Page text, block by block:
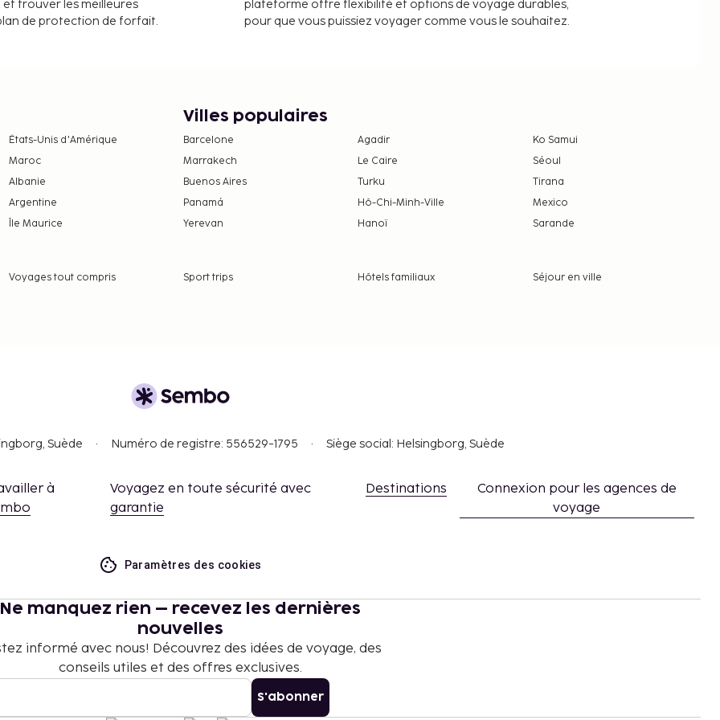
Manuel
l'enceinte de
des moments de pur
nombreuses options
notamment une
offerts par cet hôtel
salle de séjour
Montejo vous invite
supplément.
modification.
trouver les meilleures
de protection de forfait.
plateforme offre flexibilité et options de voyage durables,
pour que vous puissiez voyager comme vous le souhaitez.
États-Unis d'Amérique
Maroc
Albanie
Argentine
Île Maurice
Villes populaires
Barcelone Agadir
Ko Samui
Marrakech
Le Caire
Séoul
Buenos Aires
Turku
Tirana
Panamá
Hô-Chi-Minh-Ville
Mexico
Yerevan
Hanoï Sarande
Voyages tout compris Sport trips Hôtels familiaux
Séjour en ville
Suède Numéro de registre: 556529-1795 Siège social: Helsingborg, Suède
à
Voyagez en toute sécurité avec
garantie
Destinations
Connexion pour les agences de
voyage
Paramètres des cookies
Ne manquez rien – recevez les dernières
nouvelles
informé avec nous! Découvrez des idées de voyage, des
conseils utiles et des offres exclusives.
S'abonner